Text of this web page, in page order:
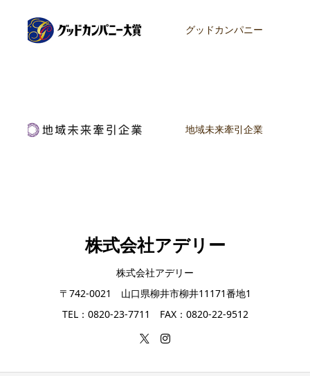
グッドカンパニー
地域未来牽引企業
株式会社アデリー
株式会社アデリー
〒742-0021 山口県柳井市柳井11171番地1
TEL：0820-23-7711 FAX：0820-22-9512